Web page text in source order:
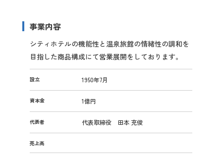
事業内容
シティホテルの機能性と温泉旅館の情緒性の調和を
目指した商品構成にて営業展開をしております。
設立 1950年7月
資本金 1億円
代表者 代表取締役 田本 充俊
売上高